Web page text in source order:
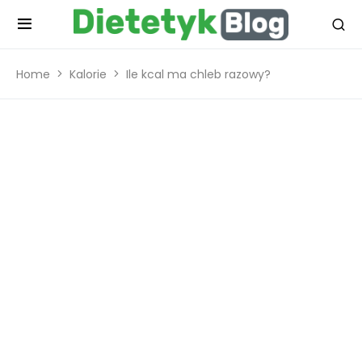
Home Kalorie Ile kcal ma chleb razowy?